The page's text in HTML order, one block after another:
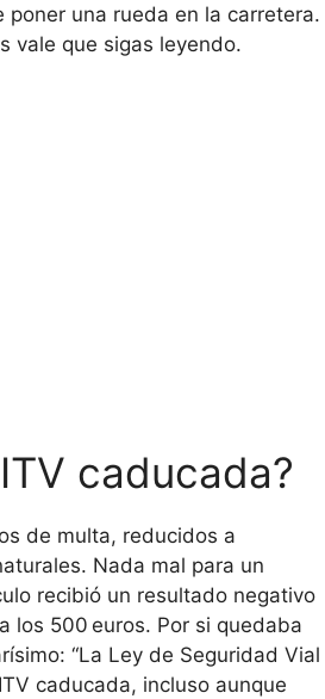
una rueda en la carretera.
vale que sigas leyendo.
caducada?
de multa, reducidos a
Nada mal para un
recibió un resultado negativo
los 500 euros. Por si quedaba
“La Ley de Seguridad Vial
caducada, incluso aunque